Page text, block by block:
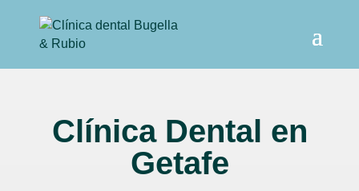
Clínica Dental en
Getafe